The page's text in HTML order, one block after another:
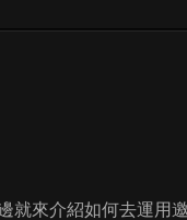
就來介紹如何去運用